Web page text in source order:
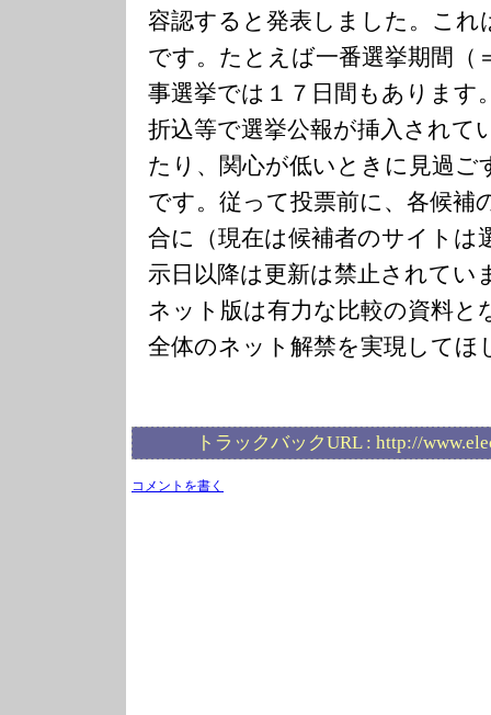
容認すると発表しました。これ
です。たとえば一番選挙期間（
事選挙では１７日間もあります
折込等で選挙公報が挿入されて
たり、関心が低いときに見過
です。従って投票前に、各候補
合に（現在は候補者のサイトは
示日以降は更新は禁止されてい
ネット版は有力な比較の資料と
全体のネット解禁を実現してほ
トラックバックURL : http://
コメントを書く